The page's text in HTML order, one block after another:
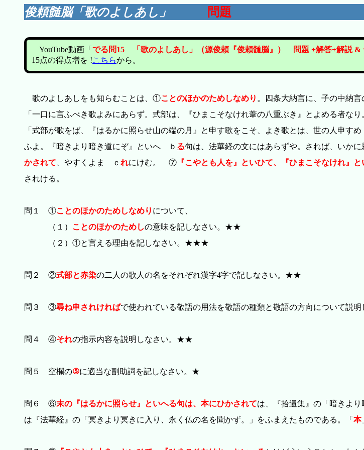
俊頼髄脳「歌のよしあし」 問題
YouTube動画「 でる問15 「歌のよしあし」（源俊頼『俊頼髄脳』） 問題 +解答+解説 &
15点の得点増を !こちらから。
歌のよしあしをも知らむことは、①ことのほかのためしなめり 。四条大納言に、子の中納
「一口に言ふべき歌よみにあらず。式部は、『ひまこそなけれ葦の八重ぶき』とよめる者な
「式部が歌をば、『はるかに照らせ山の端の月』と申す歌をこそ、よき歌とは、世の人申す
ふよ。『暗きより暗き道にぞ』といへ ｂ る句は、法華経の文にはあらずや。されば、いか
かされて 、やすくよま ｃ れにけむ。 ⑦ 『こやとも人を』といひて、『ひまこそなけれ』と
されける。
問１ ①ことのほかのためしなめり について、
（１） ことのほかのためしの意味を記しなさい。★★
（２）①と言える理由を記しなさい。★★★
問２ ②式部と赤染の二人の歌人の名をそれぞれ漢字4字で記しなさい。★★
問３ ③尋ね申されければで使われている敬語の用法を敬語の種類と敬語の方向について説
問４ ④それの指示内容を説明しなさい。★★
問５ 空欄の⑤に適当な副助詞を記しなさい。★
問６ ⑥末の『はるかに照らせ』といへる句は、本にひかされては、『拾遺集』の「暗きよ
は『法華経』の「冥きより冥きに入り、永く仏の名を聞かず。」をふまえたものである。「 本